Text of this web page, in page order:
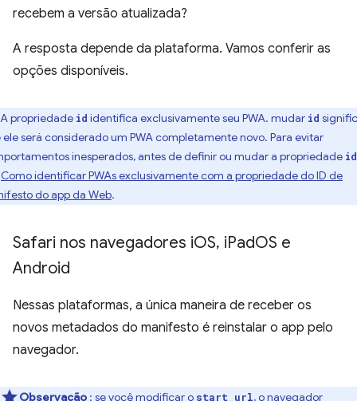
recebem a versão atualizada?
A resposta depende da plataforma. Vamos conferir as
opções disponíveis.
A propriedade id identifica exclusivamente seu PWA. mudar id
ele será considerado um PWA completamente novo. Para evitar
inesperados, antes de definir ou mudar a propriedade id
Como identificar PWAs exclusivamente com a propriedade do ID de
do app da Web.
Safari nos navegadores iOS, iPadOS e
Android
Nessas plataformas, a única maneira de receber os
novos metadados do manifesto é reinstalar o app pelo
navegador.
Observação : se você modificar o start_url, o navegador